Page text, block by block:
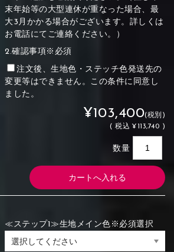
末年始等の大型連休が重なった場合、最
大3月かかる場合がございます。詳しくは
お電話にてご連絡ください。）
2.確認事項※必須
注文後、生地色・ステッチ色発送先の
変更等はできません。この条件に同意し
ました。
¥103,400(税別)
(税込 ¥113,740 )
数量
≪ステップ1≫生地メイン色※必須選択